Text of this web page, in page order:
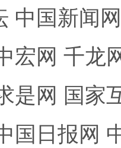
中国新闻网
宏网 千龙
是网 国家
国日报网